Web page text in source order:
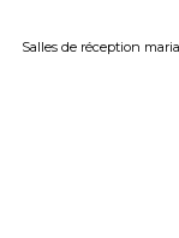
Salles de réception